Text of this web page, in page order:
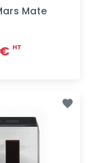
Mate
HT